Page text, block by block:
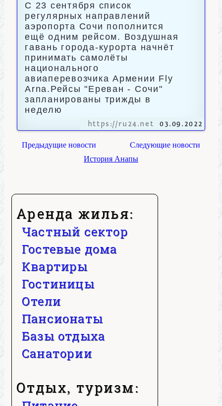
Аренда жилья:
Частный сектор
Гостевые дома
Квартиры
Гостиницы
Отели
Пансионаты
Базы отдыха
Санатории
Отдых, туризм:
С 23 сентября список
регулярных направлений
аэропорта Сочи пополнится
ещё одним рейсом. Воздушная
гавань города-курорта начнёт
принимать самолёты
национального
авиаперевозчика Армении Fly
Arna.Рейсы "Ереван - Сочи"
запланированы трижды в
неделю
https://ru24.net 03.09.2022
Предыдущие новости
Следующие новости
История Анапы